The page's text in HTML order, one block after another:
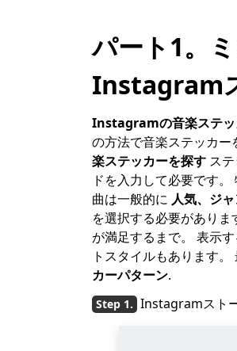
パート1。
Instagram
Instagramの音楽ステ
の方法で音楽ステッカー
楽ステッカーを探す ス
ドを入力して必要です
曲は一般的に 人気、ジ
を選択する必要がありま
が満足するまで。 表示
トスタイルもあります
カーパターン.
Instagramスト